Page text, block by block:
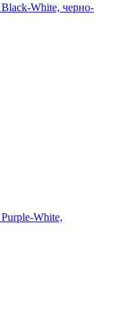
White, черно-
White,